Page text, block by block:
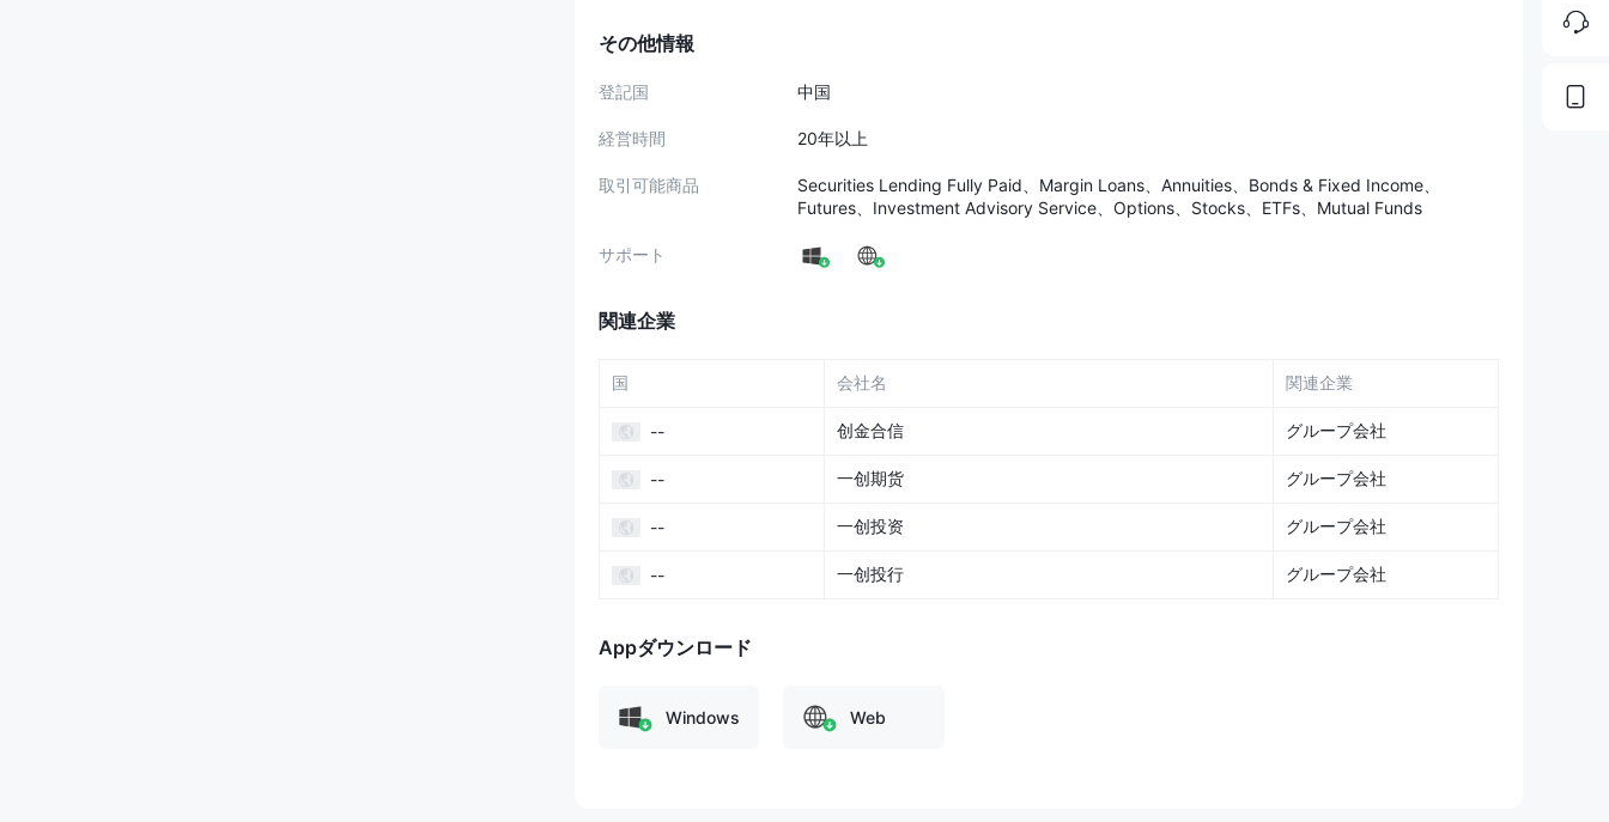
資銀行サービスを提供しています。彼らは革新と顧客中心のソリューションによって中国の主要な投資銀行を目指し、
上海と深センにオフィスを構えています。
ド管理などがあり、さまざまな店頭（OTC）証券サービス
や推奨から技術的および財務的なアドバイザリーサービスまで幅広い範囲をカバーしています。
彼らはクライアントが先物市場で成功するために必要な知識と能力を提供することを目指しています。
First Capital Securities口座開設手続き
帯電話を準備しておく必要があります。確認コードやアクティベーションコールを受け取るために使用します。また、
用してください。さらに、ビデオ確認プロセスには
が必要です。
ドすることが含まれます。次に、ウェブカメラとマイクを使用してビデオ確認を行い、身元を確認します。申請を送信
した後、1〜2営業日以内にSMSで確認が届きます。
第二世代の身分証と中国名の外国永住許可証のみがサポートされています。
安定したインターネット接続が必要です。4GまたはWi-Fiが望ましいです。
First Capital Securitiesは、証券市場で発行者および投資家に提供されるさまざまなサービスに対して一定の手数料
その他情報
登記国 中国
経営時間 20年以上
取引可能商品
Securities Lending Fully Paid、Margin Loans、Annuities、Bonds & Fixed Income、
Futures、Investment Advisory Service、Options、Stocks、ETFs、Mutual Funds
サポート
関連企業
国 会社名 関連企業
-- 创金合信 グループ会社
-- 一创期货 グループ会社
-- 一创投资 グループ会社
-- 一创投行 グループ会社
Appダウンロード
Windows Web